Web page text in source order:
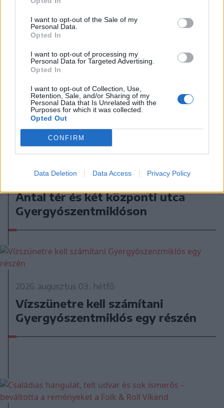
I want to opt-out of the Sale of my
Personal Data.
Opted In
I want to opt-out of processing my
Personal Data for Targeted Advertising.
Opted In
I want to opt-out of Collection, Use,
Retention, Sale, and/or Sharing of my
Personal Data that Is Unrelated with the
Purposes for which it was collected.
Opted Out
CONFIRM
Data Deletion Data Access Privacy Policy
2026. augusztus 05., szerda
Dolgoznak az utak helyreállításán
Gyergyószentmiklóson
Antal tér és két központi utca
Gyergyószentmiklóson
2026. augusztus 03., hétfő
Vízszünetre kell számítani
Gyergyószentmiklós egy részén